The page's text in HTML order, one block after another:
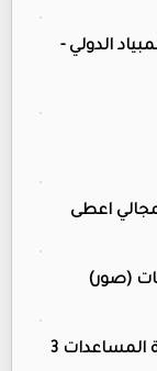
الدولي -
اعطى
(صور)
"جفرا" ترصد إطلاق مهرجان الطعام لقافلة المساعدات 3